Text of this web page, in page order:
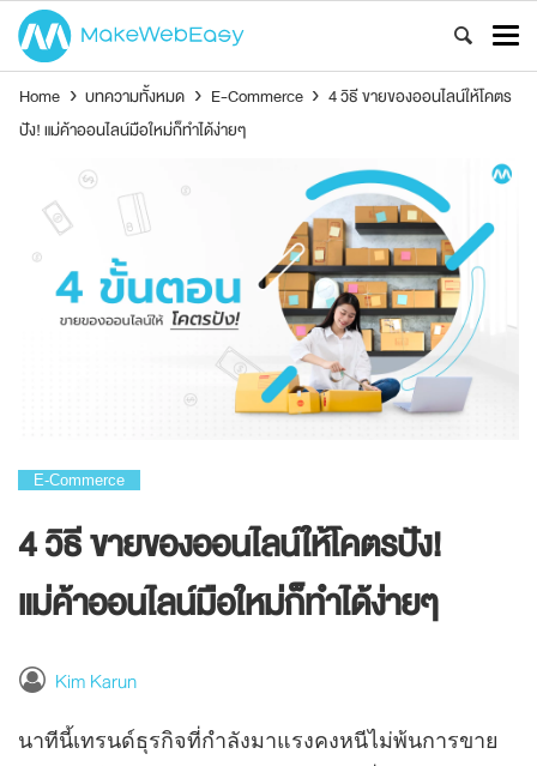
Home › บทความทั้งหมด › E-Commerce › 4 วิธี ขายของออนไลน์ให้โคตร
ปัง! แม่ค้าออนไลน์มือใหม่ก็ทำได้ง่ายๆ
E-Commerce
4 วิธี ขายของออนไลน์ให้โคตรปัง!
แม่ค้าออนไลน์มือใหม่ก็ทำได้ง่ายๆ
Kim Karun
นาทีนี้เทรนด์ธุรกิจที่กำลังมาแรงคงหนีไม่พ้นการขาย